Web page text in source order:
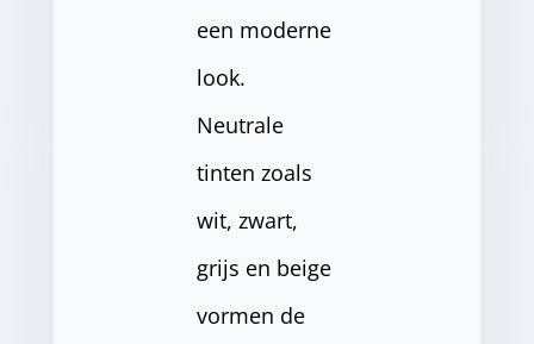
een moderne
look.
Neutrale
tinten zoals
wit, zwart,
grijs en beige
vormen de